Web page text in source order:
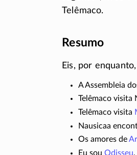
Telêmaco.
Resumo
Eis, por
A Assembleia
Telêmaco visita
Telêmaco visita
Nausicaa
Os amores de
Eu sou Odisseu